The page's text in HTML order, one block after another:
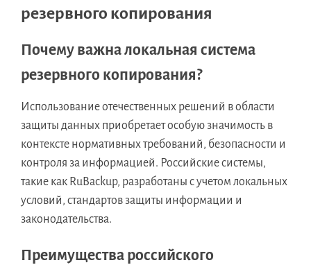
резервного копирования
Почему важна локальная система
резервного копирования?
Использование отечественных решений в области
защиты данных приобретает особую значимость в
контексте нормативных требований, безопасности и
контроля за информацией. Российские системы,
такие как RuBackup, разработаны с учетом локальных
условий, стандартов защиты информации и
законодательства.
Преимущества российского